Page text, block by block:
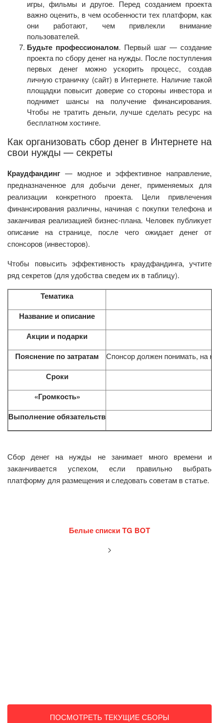
игры, фильмы и другое. Перед созданием проекта
важно оценить, в чем особенности тех платформ, как
они работают, чем привлекли внимание
пользователей.
Будьте профессионалом. Первый шаг — создание
проекта по сбору денег на нужды. После поступления
первых денег можно ускорить процесс, создав
личную страничку (сайт) в Интернете. Наличие такой
площадки повысит доверие со стороны инвестора и
поднимет шансы на получение финансирования.
Чтобы не тратить деньги, лучше сделать ресурс на
бесплатном хостинге.
Как организовать сбор денег в Интернете на
свои нужды — секреты
Краудфандинг — модное и эффективное направление,
предназначенное для добычи денег, применяемых для
реализации конкретного проекта. Цели привлечения
финансирования различны, начиная с покупки телефона и
заканчивая реализацией бизнес-плана. Человек публикует
описание на странице, после чего ожидает денег от
спонсоров (инвесторов).
Чтобы повысить эффективность краудфандинга, учтите
ряд секретов (для удобства сведем их в таблицу).
Тематика
Название и описание
Акции и подарки
Пояснение по затратам
Спонсор должен понимать, на
Сроки
«Громкость»
Выполнение обязательств
Сбор денег на нужды не занимает много времени и
заканчивается успехом, если правильно выбрать
платформу для размещения и следовать советам в статье.
Белые списки TG BOT
>
ПОСМОТРЕТЬ ТЕКУЩИЕ СБОРЫ